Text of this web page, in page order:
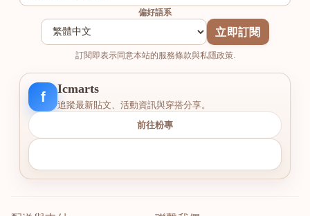
偏好語系
立即訂閱
訂閱即表示同意本站的服務條款與私隱政策.
f
Icmarts
追蹤最新貼文、活動資訊與穿搭分享。
前往粉專